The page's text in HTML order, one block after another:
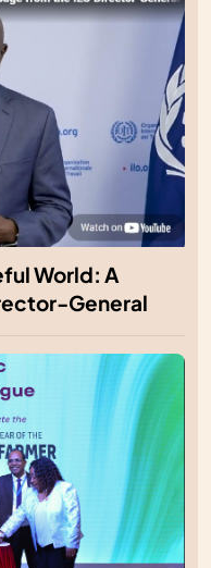
World: A
General